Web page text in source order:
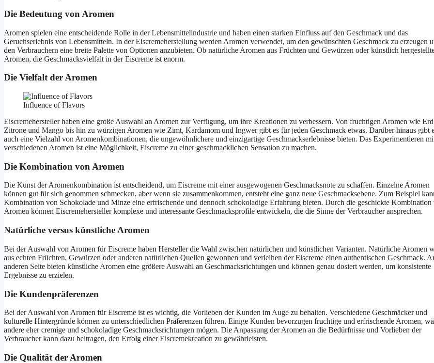
Die Bedeutung von Aromen
Aromen spielen eine entscheidende Rolle in der Lebensmittelindustrie und haben einen starken Einfluss auf den Geschmack und das
Geruchserlebnis von Lebensmitteln. In der Eiscremeherstellung werden Aromen verwendet, um den gewünschten Geschmack zu erzeugen
den Verbrauchern eine breite Palette von Optionen anzubieten. Ob natürliche Aromen aus Früchten und Gewürzen oder künstlich
Aromen, die Geschmacksvielfalt in der Eiscreme ist enorm.
Die Vielfalt der Aromen
Influence of Flavors
Eiscremehersteller haben eine große Auswahl an Aromen zur Verfügung, um ihre Kreationen zu verbessern. Von fruchtigen Aromen wie
Zitrone und Mango bis hin zu würzigen Aromen wie Zimt, Kardamom und Ingwer gibt es für jeden Geschmack etwas. Darüber hinaus gibt
auch eine Vielzahl von Aromenkombinationen, die ungewöhnlichere und einzigartige Geschmackserlebnisse bieten. Das Experimentieren
verschiedenen Aromen ist eine Möglichkeit, Eiscreme zu einer geschmacklichen Sensation zu machen.
Die Kombination von Aromen
Die Kunst der Aromenkombination ist entscheidend, um Eiscreme mit einer ausgewogenen Geschmacksnote zu schaffen. Einzelne Aromen
können gut für sich genommen schmecken, aber wenn sie zusammenkommen, entsteht eine ganz neue Geschmacksebene. Zum Beispiel
Kombination von Schokolade und Minze eine erfrischende und dennoch schokoladige Erfahrung bieten. Durch die geschickte Kombination
Aromen können Eiscremehersteller komplexe und interessante Geschmacksprofile entwickeln, die die Sinne der Verbraucher ansprechen.
Natürliche versus künstliche Aromen
Bei der Auswahl von Aromen für Eiscreme haben Hersteller die Wahl zwischen natürlichen und künstlichen Varianten. Natürliche Aromen
aus echten Früchten, Gewürzen oder anderen natürlichen Quellen gewonnen und verleihen der Eiscreme einen authentischen Geschmack.
anderen Seite bieten künstliche Aromen eine größere Auswahl an Geschmacksrichtungen und können genau dosiert werden, um konsistente
Ergebnisse zu erzielen.
Die Kundenpräferenzen
Bei der Auswahl von Aromen für Eiscreme ist es wichtig, die Vorlieben der Kunden im Auge zu behalten. Verschiedene Geschmäcker und
kulturelle Hintergründe können zu unterschiedlichen Präferenzen führen. Einige Kunden bevorzugen fruchtige und erfrischende Aromen,
andere eher cremige und schokoladige Geschmacksrichtungen mögen. Die Anpassung der Aromen an die Bedürfnisse und Vorlieben der
Verbraucher kann dazu beitragen, den Erfolg einer Eiscremekreation zu gewährleisten.
Die Qualität der Aromen